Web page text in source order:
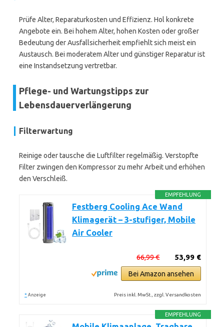
Prüfe Alter, Reparaturkosten und Effizienz. Hol konkrete
Angebote ein. Bei hohem Alter, hohen Kosten oder großer
Bedeutung der Ausfallsicherheit empfiehlt sich meist ein
Austausch. Bei moderatem Alter und günstiger Reparatur ist
eine Instandsetzung vertretbar.
Pflege- und Wartungstipps zur
Lebensdauerverlängerung
Filterwartung
Reinige oder tausche die Luftfilter regelmäßig. Verstopfte
Filter zwingen den Kompressor zu mehr Arbeit und erhöhen
den Verschleiß.
EMPFEHLUNG
Festberg Cooling Ace Wand
Klimagerät – 3-stufiger, Mobile
Air Cooler
53,99 €
66,99 €
Bei Amazon ansehen
* Anzeige Preis inkl. MwSt., zzgl. Versandkosten
EMPFEHLUNG